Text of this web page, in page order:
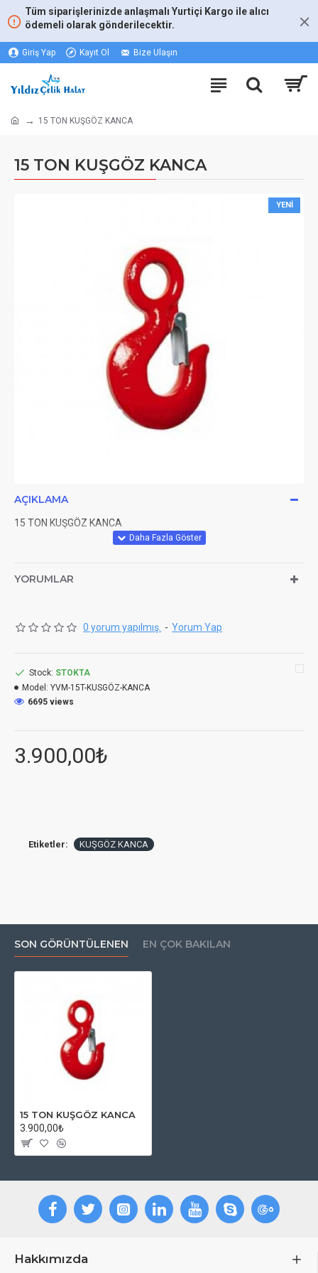
Tüm siparişlerinizde anlaşmalı Yurtiçi Kargo ile alıcı
ödemeli olarak gönderilecektir.
Giriş Yap Kayıt Ol Bize Ulaşın
15 TON KUŞGÖZ KANCA
15 TON KUŞGÖZ KANCA
YENI
AÇIKLAMA
15 TON KUŞGÖZ KANCA
YORUMLAR
0 yorum yapılmış. - Yorum Yap
3.900,00₺
Stock: STOKTA
Model: YVM-15T-KUSGÖZ-KANCA
6695 views
Etiketler: KUŞGÖZ KANCA
SON GÖRÜNTÜLENEN EN ÇOK BAKILAN
15 TON KUŞGÖZ KANCA
3.900,00₺
Hakkımızda